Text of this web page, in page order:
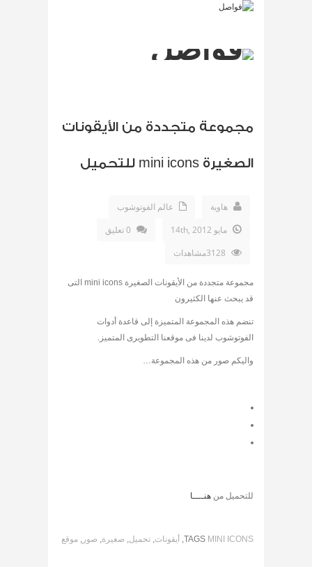
مجموعة متجددة من الأيقونات
الصغيرة mini icons للتحميل
هاوية
عالم الفوتوشوب
مايو 14th, 2012
0 تعليق
مجموعة متجددة من الأيقونات الصغيرة mini icons التى
قد يبحث عنها الكثيرون
تنضم هذه المجموعة المتميزة إلى قاعدة أدوات
الفوتوشوب لدينا فى موقعنا التطويرى المتميز.
واليكم صور من هذه المجموعة…
للتحميل من هنــــا
TAGS MINI ICONS
, أيقونات, تحميل, صغيرة, صور , موقع